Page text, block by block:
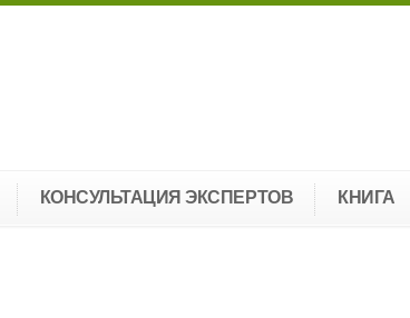
КОНСУЛЬТАЦИЯ ЭКСПЕРТОВ КНИГА